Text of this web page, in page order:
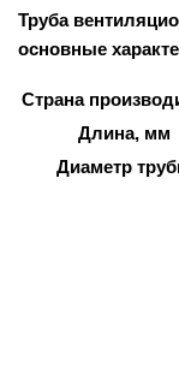
Труба
основные
Страна
Длина, мм
Диаметр